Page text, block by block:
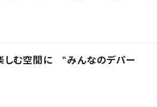
楽しむ空間に ‟みんなのデパー